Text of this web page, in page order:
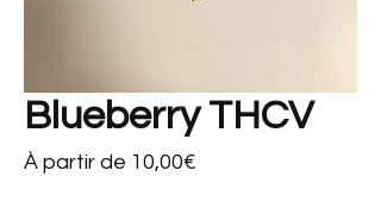
Blueberry THCV
À partir de 10,00€